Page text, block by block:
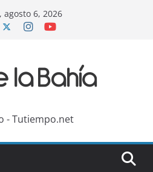
agosto 6, 2026
- Tutiempo.net